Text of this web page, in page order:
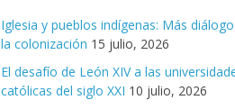
Iglesia y pueblos indígenas: Más
la colonización 15 julio, 2026
El desafío de León XIV a las
católicas del siglo XXI 10 julio, 2026